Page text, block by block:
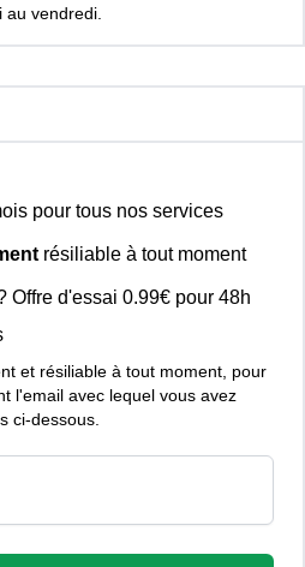
vendredi.
pour tous nos services
résiliable à tout moment
Offre d'essai 0.99€ pour 48h
et résiliable à tout moment, pour
l'email avec lequel vous avez
ci-dessous.